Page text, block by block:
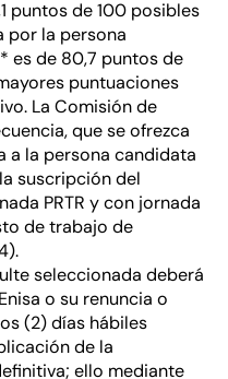
puntos de 100 posibles
la persona
es de 80,7 puntos de
puntuaciones
La Comisión de
que se ofrezca
a la persona candidata
suscripción del
PRTR y con jornada
de trabajo de
seleccionada deberá
o su renuncia o
(2) días hábiles
de la
ello mediante